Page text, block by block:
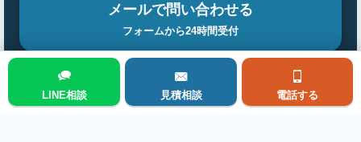
メールで問い合わせる
フォームから24時間受付
メニュー
LINE相談 見積相談 電話する